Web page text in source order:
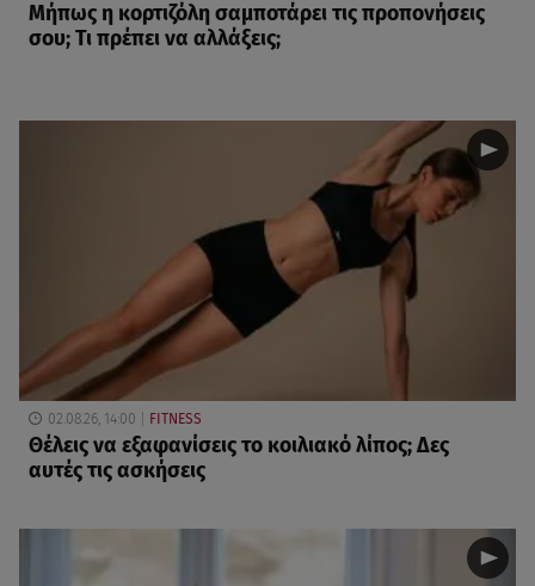
Μήπως η κορτιζόλη σαμποτάρει τις προπονήσεις
σου; Τι πρέπει να αλλάξεις;
02.08.26, 14:00 FITNESS
Θέλεις να εξαφανίσεις το κοιλιακό λίπος; Δες
αυτές τις ασκήσεις